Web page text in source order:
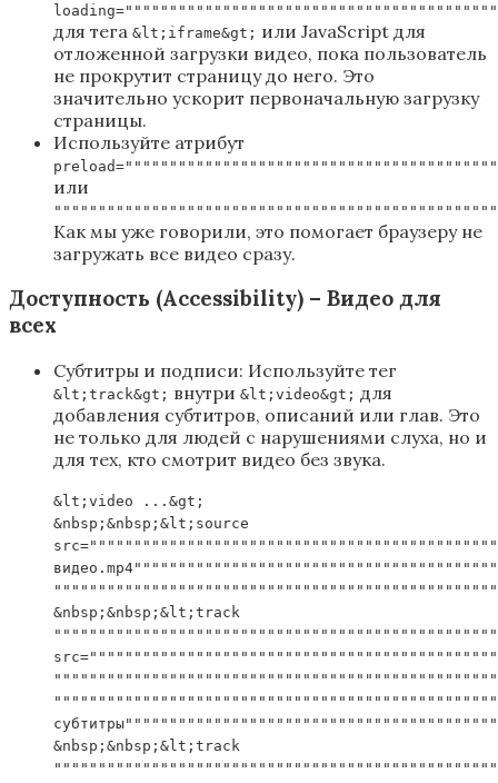
для тега &lt;iframe&gt; или JavaScript для
отложенной загрузки видео, пока пользователь
не прокрутит страницу до него. Это
значительно ускорит первоначальную загрузку
страницы.
Используйте атрибут
или
Как мы уже говорили, это помогает браузеру не
загружать все видео сразу.
Доступность (Accessibility) – Видео для
всех
Субтитры и подписи: Используйте тег
&lt;track&gt; внутри &lt;video&gt; для
добавления субтитров, описаний или глав. Это
не только для людей с нарушениями слуха, но и
для тех, кто смотрит видео без звука.
&lt;video ...&gt;
&nbsp;&nbsp;&lt;source
&nbsp;&nbsp;&lt;track
&nbsp;&nbsp;&lt;track